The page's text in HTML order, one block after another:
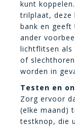
kunt
trilplaat, deze
bank en geeft
ander
lichtflitsen als
of
worden in
Testen en
Zorg ervoor
(elke maand)
testknop, die